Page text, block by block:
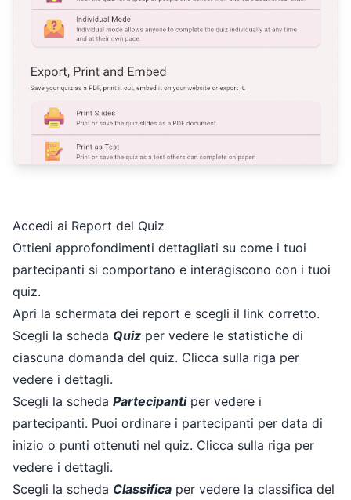
Accedi ai Report del Quiz
Ottieni approfondimenti dettagliati su come i tuoi
partecipanti si comportano e interagiscono con i tuoi
quiz.
Apri la schermata dei report e scegli il link corretto.
Scegli la scheda Quiz per vedere le statistiche di
ciascuna domanda del quiz. Clicca sulla riga per
vedere i dettagli.
Scegli la scheda Partecipantiper vedere i
partecipanti. Puoi ordinare i partecipanti per data di
inizio o punti ottenuti nel quiz. Clicca sulla riga per
vedere i dettagli.
Scegli la scheda Classifica per vedere la classifica del